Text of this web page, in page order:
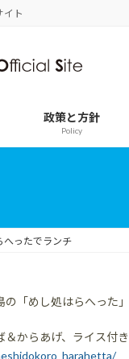
イト
政策と方針
Policy
へったでランチ
「めし処はらへった」
からあげ、ライス付